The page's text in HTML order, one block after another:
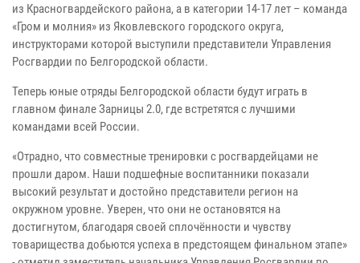
из Красногвардейского района, а в категории 14-17 лет – команда
«Гром и молния» из Яковлевского городского округа,
инструкторами которой выступили представители Управления
Росгвардии по Белгородской области.
Теперь юные отряды Белгородской области будут играть в
главном финале Зарницы 2.0, где встретятся с лучшими
командами всей России.
«Отрадно, что совместные тренировки с росгвардейцами не
прошли даром. Наши подшефные воспитанники показали
высокий результат и достойно представители регион на
окружном уровне. Уверен, что они не остановятся на
достигнутом, благодаря своей сплочённости и чувству
товарищества добьются успеха в предстоящем финальном этапе»